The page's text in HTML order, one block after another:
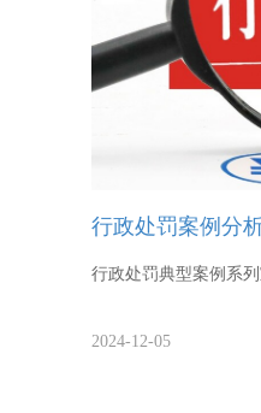
行政处罚案例分
行政处罚典型案例系
2024-12-05